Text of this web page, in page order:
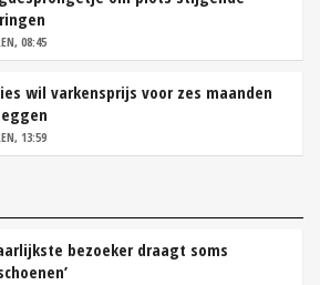
08:45
wil varkensprijs voor zes maanden
13:59
bezoeker draagt soms